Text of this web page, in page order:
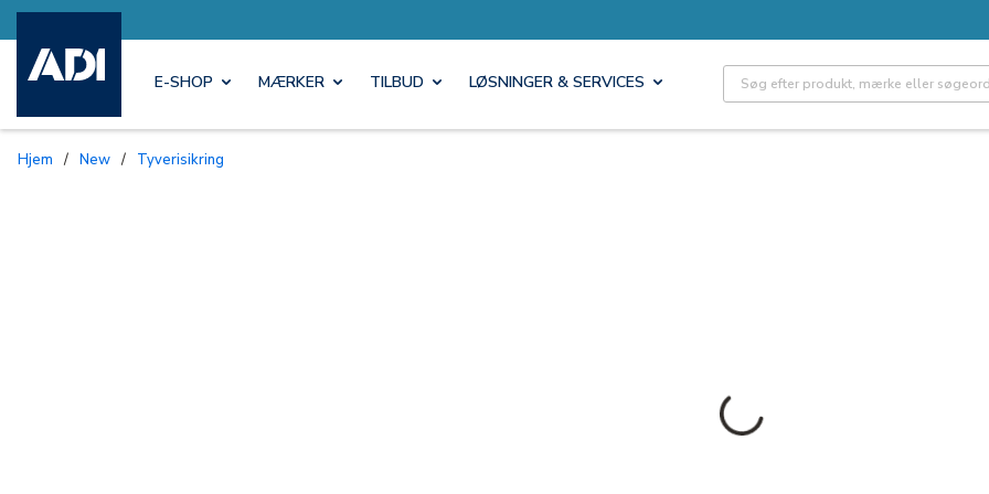
E-SHOP MÆRKER TILBUD LØSNINGER & SERVICES Site Search
Hjem / New / Tyverisikring